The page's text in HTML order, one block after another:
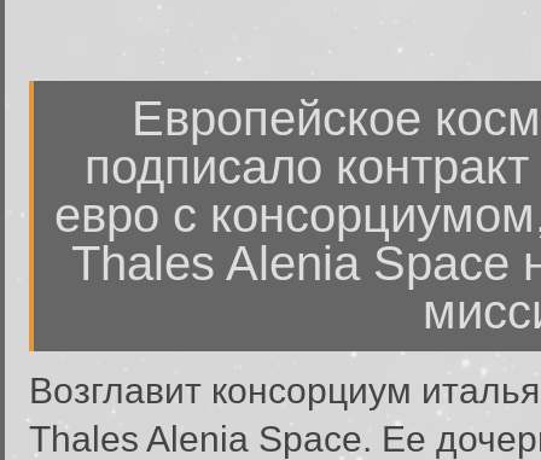
Европейское
подписало
евро с
Thales Alenia Space
Возглавит консорциум
Thales Alenia Space. Ее